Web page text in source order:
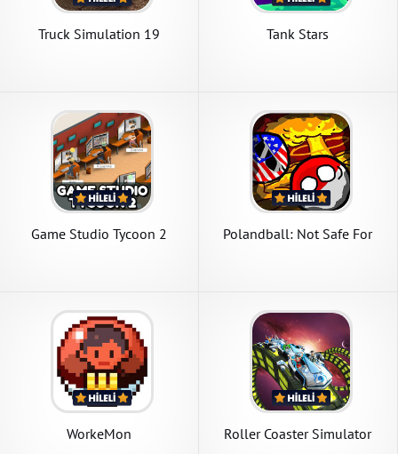
Truck Simulation 19 Tank Stars
Game Studio Tycoon 2
Polandball: Not Safe For
WorkeMon
Roller Coaster Simulator